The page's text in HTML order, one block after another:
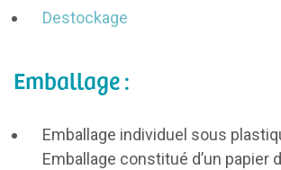
Destockage
Emballage :
Emballage individuel sous
Emballage constitué d’un papier